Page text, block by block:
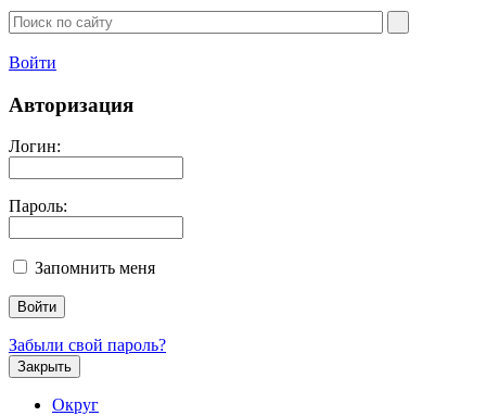
Войти
Авторизация
Логин:
Пароль:
Запомнить меня
Забыли свой пароль?
Закрыть
Округ